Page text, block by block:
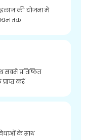
की योजना में
तक
प्रतिष्ठित
करें
के साथ